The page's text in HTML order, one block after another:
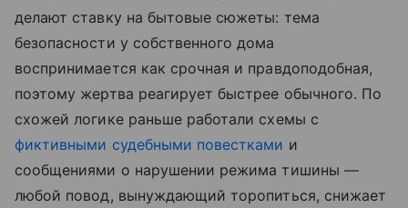
делают ставку на бытовые сюжеты: тема
безопасности у собственного дома
воспринимается как срочная и правдоподобная,
поэтому жертва реагирует быстрее обычного. По
схожей логике раньше работали схемы с
фиктивными судебными повестками и
сообщениями о нарушении режима тишины —
любой повод, вынуждающий торопиться, снижает